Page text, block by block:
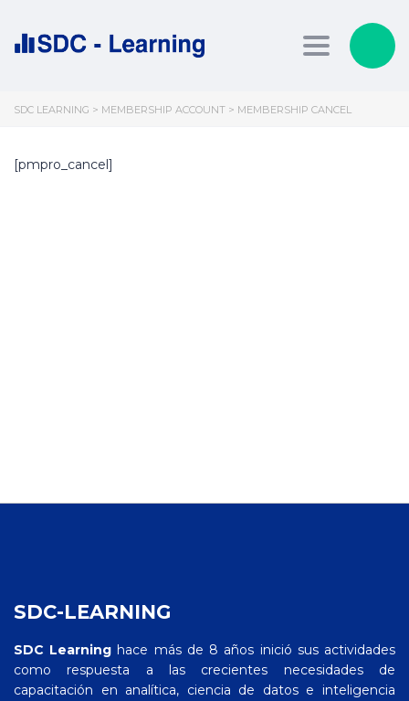
Toggle
SDC LEARNING > MEMBERSHIP ACCOUNT > MEMBERSHIP CANCEL
[pmpro_cancel]
SDC-LEARNING
SDC Learning hace más de 8 años inició sus actividades
como respuesta a las crecientes necesidades de
capacitación en analítica, ciencia de datos e inteligencia